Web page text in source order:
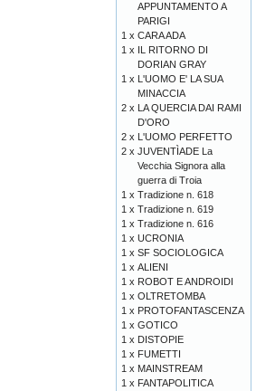
APPUNTAMENTO A
PARIGI
1 x CARA ADA
1 x IL RITORNO DI
DORIAN GRAY
1 x L'UOMO E' LA SUA
MINACCIA
2 x LA QUERCIA DAI RAMI
D'ORO
2 x L'UOMO PERFETTO
2 x JUVENTÌADE La
Vecchia Signora alla
guerra di Troia
1 x Tradizione n. 618
1 x Tradizione n. 619
1 x Tradizione n. 616
1 x UCRONIA
1 x SF SOCIOLOGICA
1 x ALIENI
1 x ROBOT E ANDROIDI
1 x OLTRETOMBA
1 x PROTOFANTASCENZA
1 x GOTICO
1 x DISTOPIE
1 x FUMETTI
1 x MAINSTREAM
1 x FANTAPOLITICA